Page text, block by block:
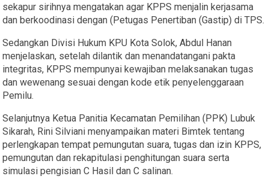
sekapur sirihnya mengatakan agar KPPS menjalin kerjasama
dan berkoodinasi dengan (Petugas Penertiban (Gastip) di TPS.
Sedangkan Divisi Hukum KPU Kota Solok, Abdul Hanan
menjelaskan, setelah dilantik dan menandatangani pakta
integritas, KPPS mempunyai kewajiban melaksanakan tugas
dan wewenang sesuai dengan kode etik penyelenggaraan
Pemilu.
Selanjutnya Ketua Panitia Kecamatan Pemilihan (PPK) Lubuk
Sikarah, Rini Silviani menyampaikan materi Bimtek tentang
perlengkapan tempat pemungutan suara, tugas dan izin KPPS,
pemungutan dan rekapitulasi penghitungan suara serta
simulasi pengisian C Hasil dan C salinan.